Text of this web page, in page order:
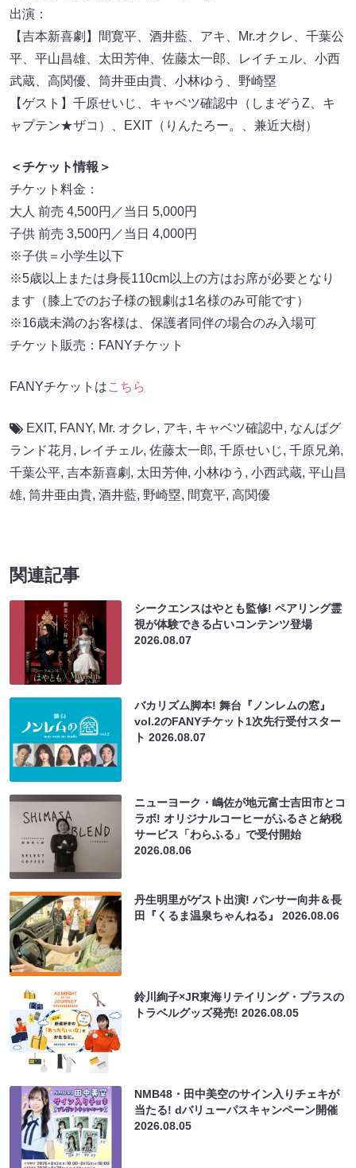
出演：
【吉本新喜劇】間寛平、酒井藍、アキ、Mr.オクレ、千葉公
平、平山昌雄、太田芳伸、佐藤太一郎、レイチェル、小西
武蔵、高関優、筒井亜由貴、小林ゆう、野崎塁
【ゲスト】千原せいじ、キャベツ確認中（しまぞうZ、キ
ャプテン★ザコ）、EXIT（りんたろー。、兼近大樹）
＜チケット情報＞
チケット料金：
大人 前売 4,500円／当日 5,000円
子供 前売 3,500円／当日 4,000円
※子供＝小学生以下
※5歳以上または身長110cm以上の方はお席が必要となり
ます（膝上でのお子様の観劇は1名様のみ可能です）
※16歳未満のお客様は、保護者同伴の場合のみ入場可
チケット販売：FANYチケット
FANYチケットはこちら
EXIT, FANY, Mr. オクレ, アキ, キャベツ確認中, なんばグ
ランド花月 , レイチェル, 佐藤太一郎, 千原せいじ, 千原兄弟,
千葉公平, 吉本新喜劇 , 太田芳伸, 小林ゆう , 小西武蔵, 平山昌
雄, 筒井亜由貴, 酒井藍, 野崎塁, 間寛平, 高関優
関連記事
シークエンスはやとも監修! ペアリング霊
視が体験できる占いコンテンツ登場
2026.08.07
バカリズム脚本! 舞台『ノンレムの窓』
vol.2のFANYチケット1次先行受付スター
ト2026.08.07
ニューヨーク・嶋佐が地元富士吉田市とコ
ラボ! オリジナルコーヒーがふるさと納税
サービス「わらふる」で受付開始
2026.08.06
丹生明里がゲスト出演! パンサー向井＆長
田『くるま温泉ちゃんねる』2026.08.06
鈴川絢子×JR東海リテイリング・プラスの
トラベルグッズ発売!2026.08.05
NMB48・田中美空のサイン入りチェキが
当たる! dバリューパスキャンペーン開催
2026.08.05